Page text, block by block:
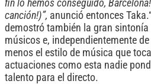
fin lo hemos conseguido,
canción!)”, anunció entonces
demostró también la gran sintonía
músicos e, independientemente
menos el estilo de música que
actuaciones como esta nadie
talento para el directo.